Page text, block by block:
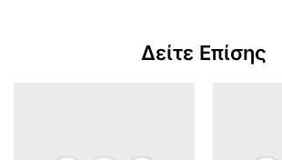
Δείτε Επίσης